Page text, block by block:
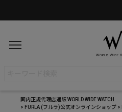
国内正規代理店通販 WORLD WIDE WATCH
FURLA (フルラ)公式オンラインショップ